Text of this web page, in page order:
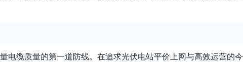
电缆质量的第一道防线。在追求光伏电站平价上网与高效运营的今